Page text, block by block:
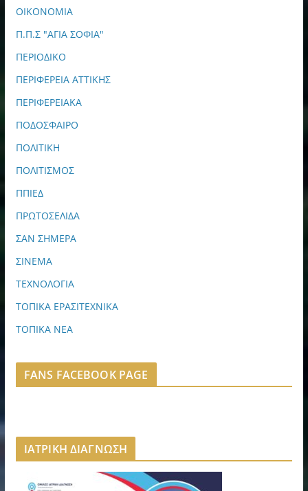
ΟΙΚΟΝΟΜΙΑ
Π.Π.Σ "ΑΓΙΑ ΣΟΦΙΑ"
ΠΕΡΙΟΔΙΚΟ
ΠΕΡΙΦΕΡΕΙΑ ΑΤΤΙΚΗΣ
ΠΕΡΙΦΕΡΕΙΑΚΑ
ΠΟΔΟΣΦΑΙΡΟ
ΠΟΛΙΤΙΚΗ
ΠΟΛΙΤΙΣΜΟΣ
ΠΠΙΕΔ
ΠΡΩΤΟΣΕΛΙΔΑ
ΣΑΝ ΣΗΜΕΡΑ
ΣΙΝΕΜΑ
ΤΕΧΝΟΛΟΓΙΑ
ΤΟΠΙΚΑ ΕΡΑΣΙΤΕΧΝΙΚΑ
ΤΟΠΙΚΑ ΝΕΑ
FANS FACEBOOK PAGE
ΙΑΤΡΙΚΗ ΔΙΑΓΝΩΣΗ